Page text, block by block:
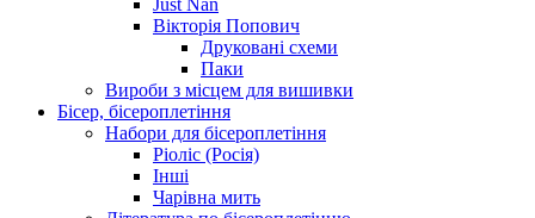
Вікторія Попович
Друковані схеми
Паки
Вироби з місцем для вишивки
Бісер, бісероплетіння
Набори для бісероплетіння
Ріоліс (Росія)
Інші
Чарівна мить